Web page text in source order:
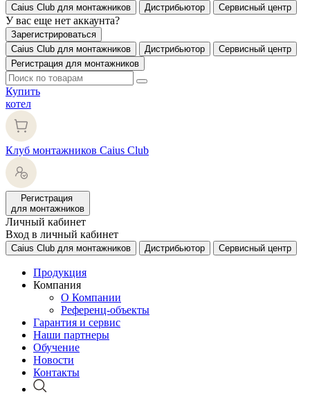
Caius Club для монтажников Дистрибьютор Сервисный центр
У вас еще нет аккаунта?
Зарегистрироваться
Caius Club для монтажников
Дистрибьютор
Сервисный центр
Регистрация для монтажников
Купить
котел
Клуб монтажников Caius Club
Регистрация
для монтажников
Личный кабинет
Вход в личный кабинет
Caius Club для монтажников Дистрибьютор Сервисный центр
Продукция
Компания
О Компании
Референц-объекты
Гарантия и сервис
Наши партнеры
Обучение
Новости
Контакты